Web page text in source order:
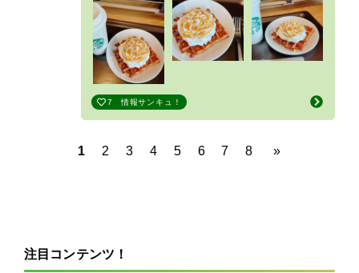
7 情報サンキュ！
1 2 3 4 5 6 7 8 »
注目コンテンツ！